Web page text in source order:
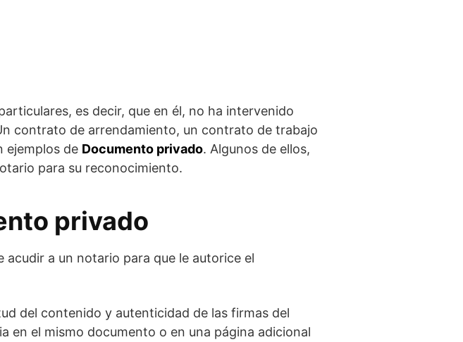
es decir, que en él, no ha intervenido
contrato de arrendamiento, un contrato de trabajo
ejemplos de Documento privado. Algunos de ellos,
para su reconocimiento.
privado
a un notario para que le autorice el
del contenido y autenticidad de las firmas del
en el mismo documento o en una página adicional